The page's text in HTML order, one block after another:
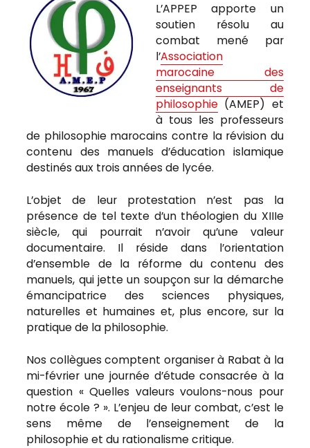
L’APPEP apporte un
soutien résolu au
combat mené par
l’Association
marocaine des
enseignants de
philosophie(AMEP) et
à tous les professeurs
de philosophie marocains contre la révision du
contenu des manuels d’éducation islamique
destinés aux trois années de lycée.
L’objet de leur protestation n’est pas la
présence de tel texte d’un théologien du XIIIe
siècle, qui pourrait n’avoir qu’une valeur
documentaire. Il réside dans l’orientation
d’ensemble de la réforme du contenu des
manuels, qui jette un soupçon sur la démarche
émancipatrice des sciences physiques,
naturelles et humaines et, plus encore, sur la
pratique de la philosophie.
Nos collègues comptent organiser à Rabat à la
mi-février une journée d’étude consacrée à la
question « Quelles valeurs voulons-nous pour
notre école ? ». L’enjeu de leur combat, c’est le
sens même de l’enseignement de la
philosophie et du rationalisme critique.